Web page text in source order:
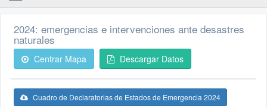
2024: emergencias e intervenciones ante desastres
naturales
Centrar Mapa Descargar Datos
Cuadro de Declaratorias de Estados de Emergencia 2024